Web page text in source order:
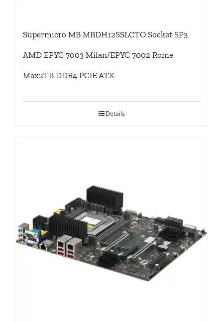
Supermicro MB MBDH12SSLCTO Socket SP3
AMD EPYC 7003 Milan/EPYC 7002 Rome
Max2TB DDR4 PCIE ATX
Details